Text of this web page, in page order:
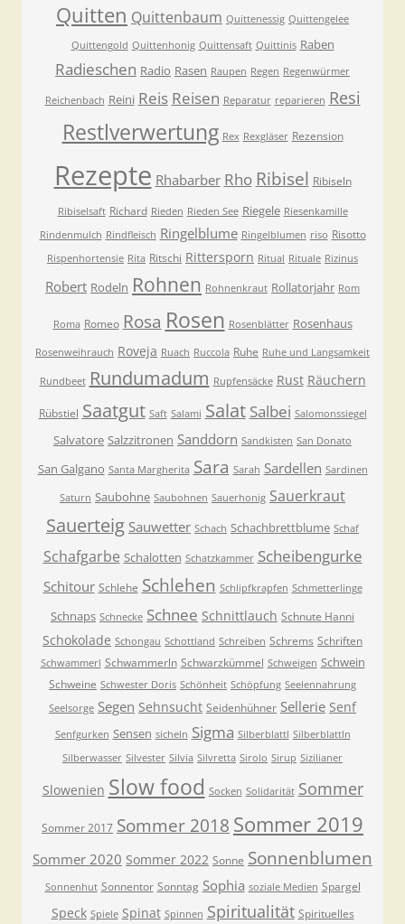
Quitten Quittenbaum Quittenessig Quittengelee
Quittengold Quittenhonig Quittensaft Quittinis Raben
Radieschen Radio Rasen Raupen Regen Regenwürmer
Reichenbach Reini Reis Reisen Reparatur reparieren Resi
Restlverwertung Rex Rexgläser Rezension
Rezepte Rhabarber Rho Ribisel Ribiseln
Ribiselsaft Richard Rieden Rieden See Riegele Riesenkamille
Rindenmulch Rindfleisch Ringelblume Ringelblumen riso Risotto
Rispenhortensie Rita Ritschi Rittersporn Ritual Rituale Rizinus
Robert Rodeln Rohnen Rohnenkraut Rollatorjahr Rom
Roma Romeo Rosa Rosen Rosenblätter Rosenhaus
Rosenweihrauch Roveja Ruach Ruccola Ruhe Ruhe und Langsamkeit
Rundbeet Rundumadum Rupfensäcke Rust Räuchern
Rübstiel Saatgut Saft Salami Salat Salbei Salomonssiegel
Salvatore Salzzitronen Sanddorn Sandkisten San Donato
San Galgano Santa Margherita Sara Sarah Sardellen Sardinen
Saturn Saubohne Saubohnen Sauerhonig Sauerkraut
Sauerteig Sauwetter Schach Schachbrettblume Schaf
Schafgarbe Schalotten Schatzkammer Scheibengurke
Schitour Schlehe Schlehen Schlipfkrapfen Schmetterlinge
Schnaps Schnecke Schnee Schnittlauch Schnute Hanni
Schokolade Schongau Schottland Schreiben Schrems Schriften
Schwammerl Schwammerln Schwarzkümmel Schweigen Schwein
Schweine Schwester Doris Schönheit Schöpfung Seelennahrung
Seelsorge Segen Sehnsucht Seidenhühner Sellerie Senf
Senfgurken Sensen sicheln Sigma Silberblattl Silberblattln
Silberwasser Silvester Silvia Silvretta Sirolo Sirup Sizilianer
Slowenien Slow food Socken Solidarität Sommer
Sommer 2017 Sommer 2018 Sommer 2019
Sommer 2020 Sommer 2022 Sonne Sonnenblumen
Sonnenhut Sonnentor Sonntag Sophia soziale Medien Spargel
Speck Spiele Spinat Spinnen Spiritualität Spirituelles